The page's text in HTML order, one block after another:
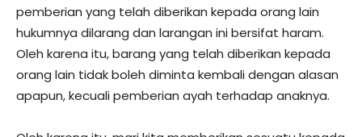
pemberian yang telah diberikan kepada orang lain
hukumnya dilarang dan larangan ini bersifat haram.
Oleh karena itu, barang yang telah diberikan kepada
orang lain tidak boleh diminta kembali dengan alasan
apapun, kecuali pemberian ayah terhadap anaknya.